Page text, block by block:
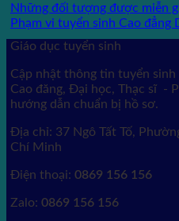
Những đối tượng được miễn
Phạm vi tuyển sinh Cao đẳng
Giáo dục tuyển sinh
Cập nhật thông tin tuyển
Cao đăng, Đại học, Thạc sĩ -
hướng dẫn chuẩn bị hồ sơ.
Địa chỉ: 37 Ngô Tất Tố,
Chí Minh
Điện thoại: 0869 156 156
Zalo: 0869 156 156